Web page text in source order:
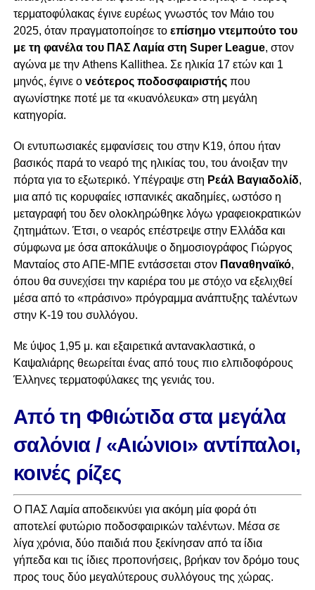
τερματοφύλακας έγινε ευρέως γνωστός τον Μάιο του
2025, όταν πραγματοποίησε το επίσημο ντεμπούτο του
με τη φανέλα του ΠΑΣ Λαμία στη Super League, στον
αγώνα με την Athens Kallithea. Σε ηλικία 17 ετών και 1
μηνός, έγινε ο νεότερος ποδοσφαιριστήςπου
αγωνίστηκε ποτέ με τα «κυανόλευκα» στη μεγάλη
κατηγορία.
Οι εντυπωσιακές εμφανίσεις του στην Κ19, όπου ήταν
βασικός παρά το νεαρό της ηλικίας του, του άνοιξαν την
πόρτα για το εξωτερικό. Υπέγραψε στη Ρεάλ Βαγιαδολίδ,
μια από τις κορυφαίες ισπανικές ακαδημίες, ωστόσο η
μεταγραφή του δεν ολοκληρώθηκε λόγω γραφειοκρατικών
ζητημάτων. Έτσι, ο νεαρός επέστρεψε στην Ελλάδα και
σύμφωνα με όσα αποκάλυψε ο δημοσιογράφος Γιώργος
Μανταίος στο ΑΠΕ-ΜΠΕ εντάσσεται στον Παναθηναϊκό,
όπου θα συνεχίσει την καριέρα του με στόχο να εξελιχθεί
μέσα από το «πράσινο» πρόγραμμα ανάπτυξης ταλέντων
στην Κ-19 του συλλόγου.
Με ύψος 1,95 μ. και εξαιρετικά αντανακλαστικά, ο
Καψαλιάρης θεωρείται ένας από τους πιο ελπιδοφόρους
Έλληνες τερματοφύλακες της γενιάς του.
Από τη Φθιώτιδα στα μεγάλα
σαλόνια / «Αιώνιοι» αντίπαλοι,
κοινές ρίζες
Ο ΠΑΣ Λαμία αποδεικνύει για ακόμη μία φορά ότι
αποτελεί φυτώριο ποδοσφαιρικών ταλέντων. Μέσα σε
λίγα χρόνια, δύο παιδιά που ξεκίνησαν από τα ίδια
γήπεδα και τις ίδιες προπονήσεις, βρήκαν τον δρόμο τους
προς τους δύο μεγαλύτερους συλλόγους της χώρας.